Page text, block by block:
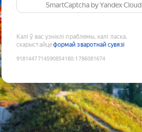
SmartCaptcha by Yandex Cloud
Калі ў вас узніклі праблемы, калі ласка,
скарыстайцеформай зваротнай сувязі
9181447714590854180:1786081674